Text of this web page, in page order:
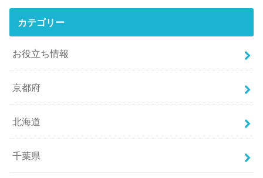
カテゴリー
お役立ち情報
京都府
北海道
千葉県